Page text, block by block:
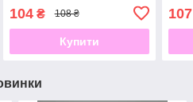
104₴ 108 ₴
Купити
107